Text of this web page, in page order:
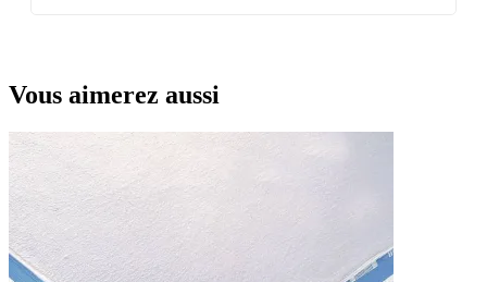
Vous aimerez aussi